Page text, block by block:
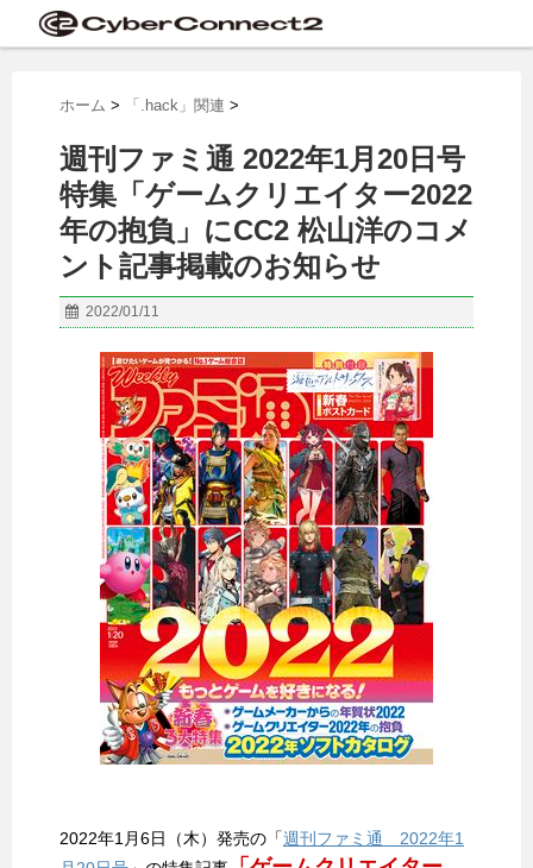
ホーム > 「.hack」関連 >
週刊ファミ通 2022年1月20日号
特集「ゲームクリエイター2022
年の抱負」にCC2 松山洋のコメ
ント記事掲載のお知らせ
2022/01/11
2022年1月6日（木）発売の「週刊ファミ通 2022年1